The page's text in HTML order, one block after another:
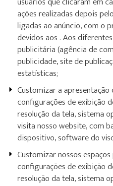
ações realizadas depois
ligadas ao anúncio, com o
devidos aos . Aos
publicitária (agência de
publicidade, site de
estatísticas;
Customizar a
configurações de exibição
resolução da tela, sistema
visita nosso website, com
dispositivo, software do
Customizar nossos
configurações de exibição
resolução da tela, sistema